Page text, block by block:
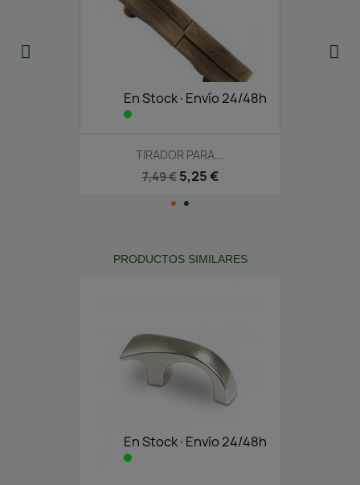
En Stock·Envío 24/48h
TIRADOR PARA...
7,49 € 5,25 €
PRODUCTOS SIMILARES
En Stock·Envío 24/48h